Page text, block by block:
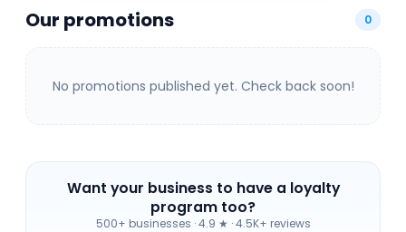
cualquier ocasión. Visítanos en Av. No Reelección
57, Centro, y descubre la mejor experiencia en
vinos y licores en Sonora.
Our promotions 0
No promotions published yet. Check back soon!
Want your business to have a loyalty
program too?
500+ businesses ·4.9 ★ · 4.5K+ reviews